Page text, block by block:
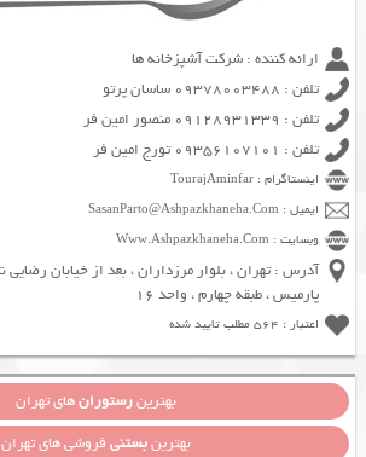
ارائه کننده : شرکت آشپزخانه ها
تلفن : 09378003488 ساسان پرتو
تلفن : 09128931339 منصور امین فر
تلفن : 09356107101 تورج امین فر
اینستاگرام : TourajAminfar
ایمیل : SasanParto@Ashpazkhaneha.Com
وبسایت : Www.Ashpazkhaneha.Com
پارمیس ، طبقه چهارم ، واحد 16
اعتبار : 564 مطلب تایید شده
بهترینرستورانهای تهران
بهترینبستنی فروشی های تهران